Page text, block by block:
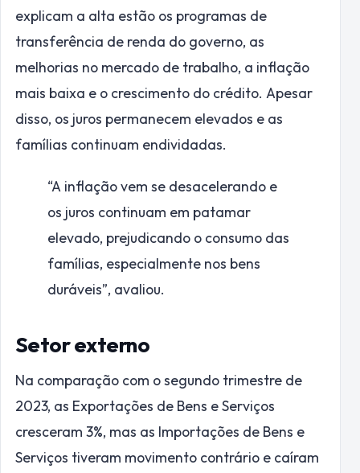
explicam a alta estão os programas de
transferência de renda do governo, as
melhorias no mercado de trabalho, a inflação
mais baixa e o crescimento do crédito. Apesar
disso, os juros permanecem elevados e as
famílias continuam endividadas.
“A inflação vem se desacelerando e
os juros continuam em patamar
elevado, prejudicando o consumo das
famílias, especialmente nos bens
duráveis”, avaliou.
Setor externo
Na comparação com o segundo trimestre de
2023, as Exportações de Bens e Serviços
cresceram 3%, mas as Importações de Bens e
Serviços tiveram movimento contrário e caíram